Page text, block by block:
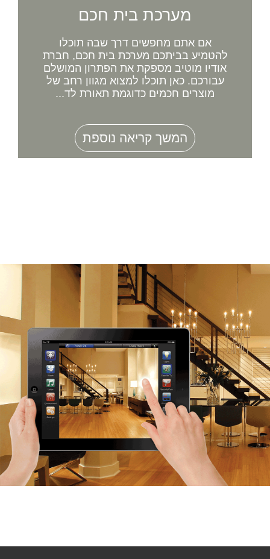
מערכת בית חכם
אם אתם מחפשים דרך שבה תוכלו
להטמיע בביתכם מערכת בית חכם, חברת
אודיו מוטיב מספקת את הפתרון המושלם
עבורכם. כאן תוכלו למצוא מגוון רחב של
מוצרים חכמים כדוגמת תאורת לד...
המשך קריאה נוספת